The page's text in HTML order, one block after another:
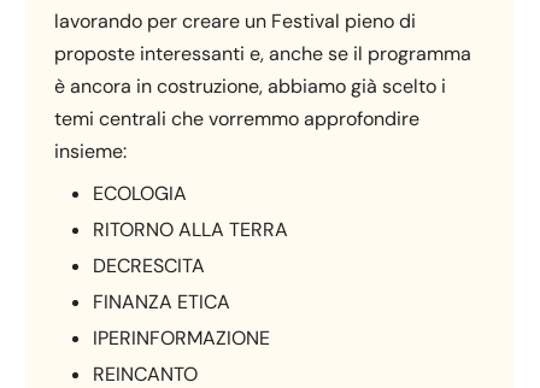
lavorando per creare un Festival pieno di
proposte interessanti e, anche se il programma
è ancora in costruzione, abbiamo già scelto i
temi centrali che vorremmo approfondire
insieme:
ECOLOGIA
RITORNO ALLA TERRA
DECRESCITA
FINANZA ETICA
IPERINFORMAZIONE
REINCANTO